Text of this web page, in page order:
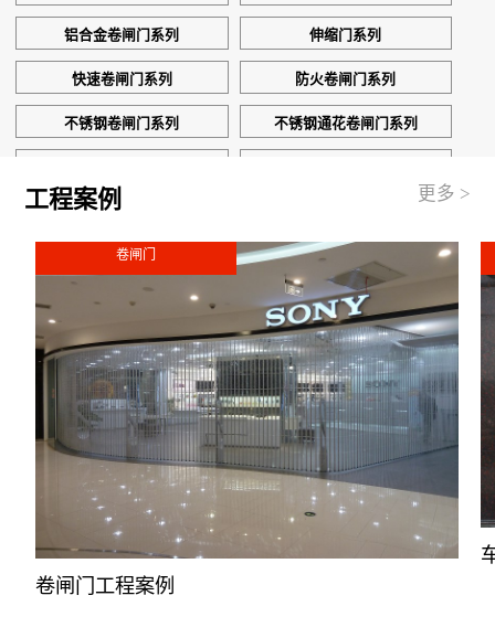
铝合金卷闸门系列 伸缩门系列
快速卷闸门系列 防火卷闸门系列
不锈钢卷闸门系列 不锈钢通花卷闸门系列
工程案例 更多 >
卷闸门
卷闸门工程案例